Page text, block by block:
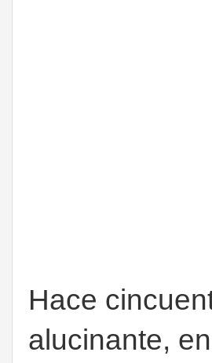
Hace
alucinante,